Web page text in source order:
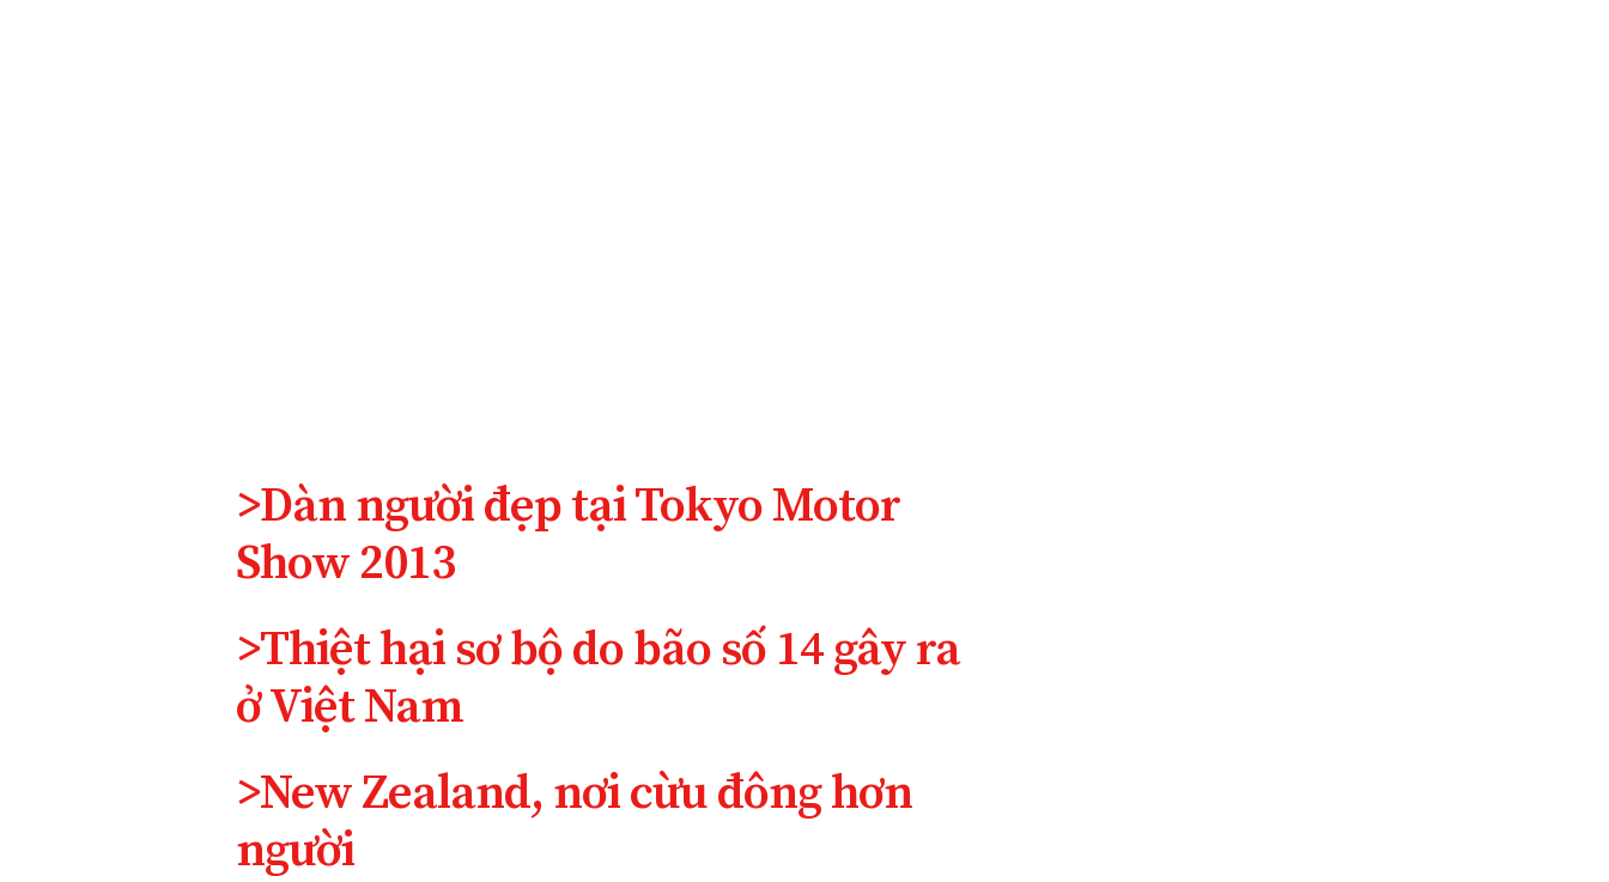
>Dàn người đẹp tại Tokyo Motor
Show 2013
>Thiệt hại sơ bộ do bão số 14 gây ra
ở Việt Nam
>New Zealand, nơi cừu đông hơn
người